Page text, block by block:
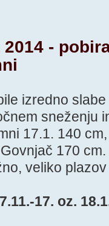
-
izredno
sneženju
17.1. 140
170
veliko
17. oz.